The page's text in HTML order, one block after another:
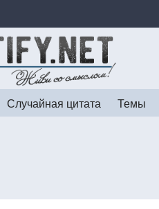
Случайная цитата Темы